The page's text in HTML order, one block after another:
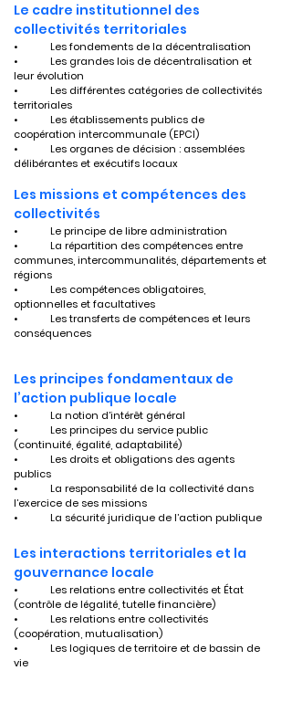
Le cadre institutionnel des
collectivités territoriales
•	Les fondements de la décentralisation
•	Les grandes lois de décentralisation et
leur évolution
•	Les différentes catégories de collectivités
territoriales
•	Les établissements publics de
coopération intercommunale (EPCI)
•	Les organes de décision : assemblées
délibérantes et exécutifs locaux
Les missions et compétences des
collectivités
•	Le principe de libre administration
•	La répartition des compétences entre
communes, intercommunalités, départements et
régions
•	Les compétences obligatoires,
optionnelles et facultatives
•	Les transferts de compétences et leurs
conséquences
Les principes fondamentaux de
l’action publique locale
•	La notion d’intérêt général
•	Les principes du service public
(continuité, égalité, adaptabilité)
•	Les droits et obligations des agents
publics
•	La responsabilité de la collectivité dans
l’exercice de ses missions
•	La sécurité juridique de l’action publique
Les interactions territoriales et la
gouvernance locale
•	Les relations entre collectivités et État
(contrôle de légalité, tutelle financière)
•	Les relations entre collectivités
(coopération, mutualisation)
•	Les logiques de territoire et de bassin de
vie